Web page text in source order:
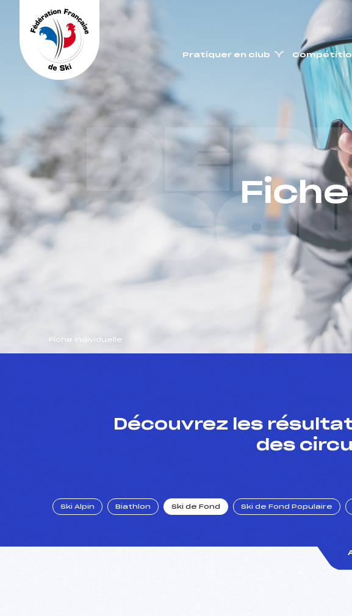
Pratiquer en club
Fiche individuelle
Découvrez les
des
Ski Alpin Biathlon Ski de Fond Ski de Fond Populaire